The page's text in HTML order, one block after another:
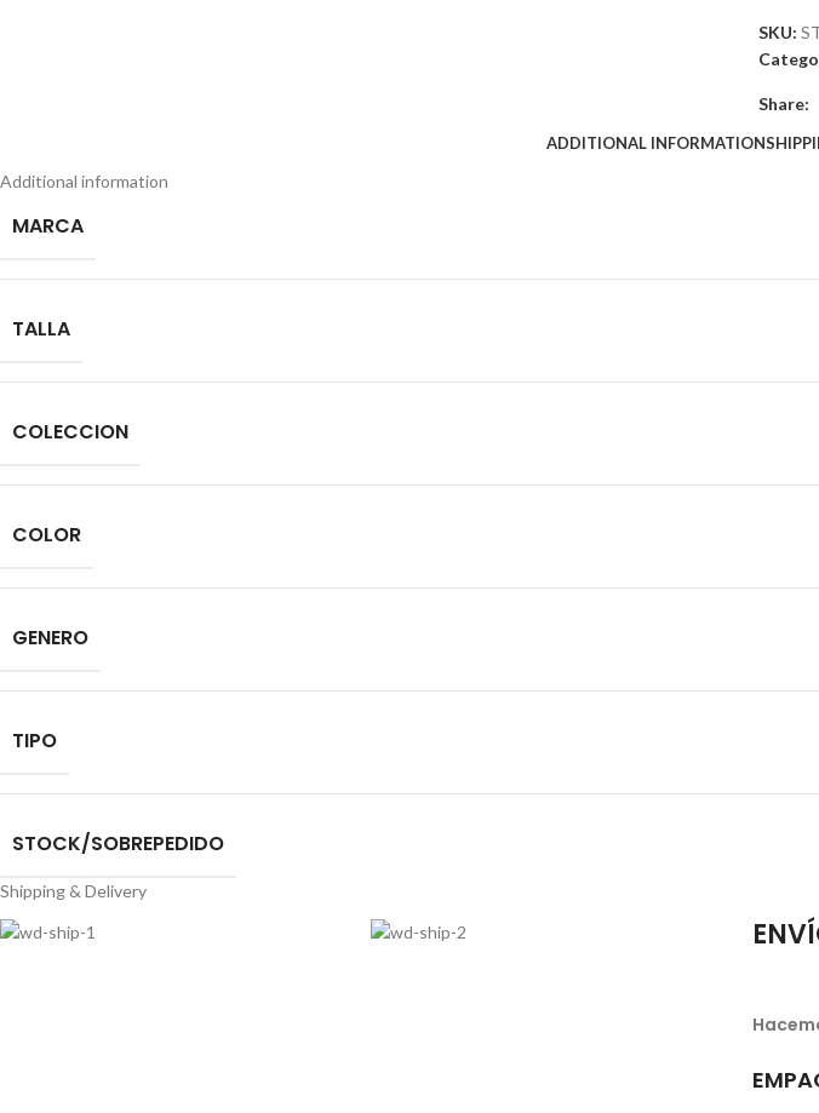
SKU:
Share:
ADDITIONAL INFORMATION
Additional information
MARCA
TALLA
COLECCION
COLOR
GENERO
TIPO
STOCK/SOBREPEDIDO
Shipping & Delivery